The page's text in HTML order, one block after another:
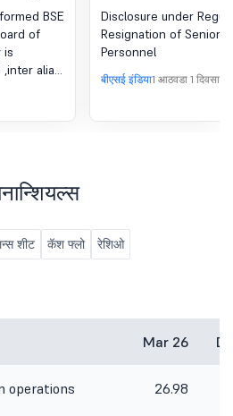
BSE
of
is
alia,
audited
ended
under Regulation
(LODR)-Change in
Management
Disclosure under
Resignation of Senior
Personnel
बीएसई इंडिया1 आठवडा 1 दिवसापूर्वी
शीट कॅश फ्लो रेशिओ
Mar 26
operations 26.98